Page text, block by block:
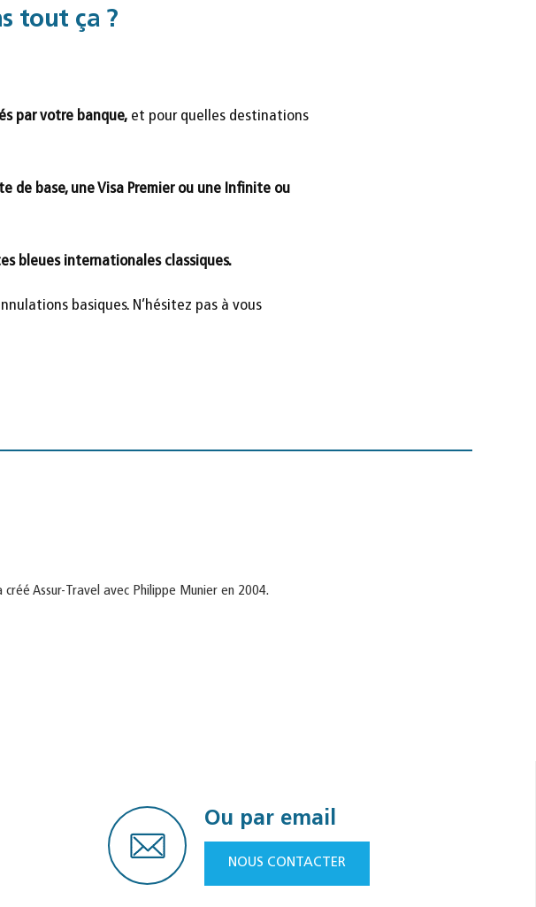
tout ça ?
par votre banque, et pour quelles destinations
de base, une Visa Premier ou une Infinite ou
bleues internationales classiques.
basiques. N’hésitez pas à vous
Assur-Travel avec Philippe Munier en 2004.
Ou par email
NOUS CONTACTER